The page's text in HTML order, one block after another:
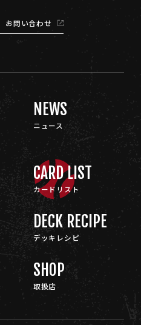
お問い合わせ
NEWS
ニュース
CARD LIST
カードリスト
DECK RECIPE
デッキレシピ
SHOP
取扱店